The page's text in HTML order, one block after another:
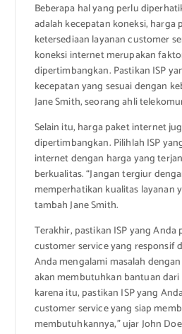
Beberapa hal yang perlu
adalah kecepatan koneksi, harga
ketersediaan layanan customer
koneksi internet merupakan
dipertimbangkan. Pastikan ISP
kecepatan yang sesuai dengan
Jane Smith, seorang ahli
Selain itu, harga paket internet
dipertimbangkan. Pilihlah ISP
internet dengan harga yang
berkualitas. “Jangan tergiur
memperhatikan kualitas layanan
tambah Jane Smith.
Terakhir, pastikan ISP yang Anda
customer service yang responsif
Anda mengalami masalah
akan membutuhkan bantuan
karena itu, pastikan ISP yang
customer service yang siap
membutuhkannya,” ujar John